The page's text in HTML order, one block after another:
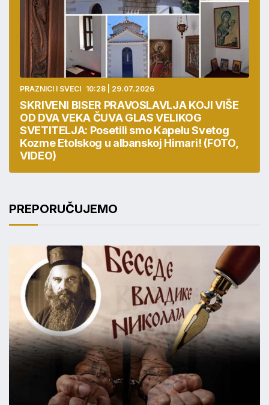
PRAZNICI I SVECI 10:28 | 29.07.2026
SKRIVENI BISER PRAVOSLAVLJA KOJI VIŠE
OD DVA VEKA ČUVA GLAS VELIKOG
SVETITELJA: Posetili smo Kapelu Svetog
Kozme Etolskog u albanskoj Himari! (FOTO,
VIDEO)
PREPORUČUJEMO